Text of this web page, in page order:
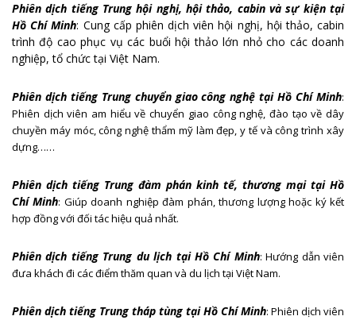
Phiên dịch tiếng Trung hội nghị, hội thảo, cabin và sự kiện tại
Hồ Chí Minh: Cung cấp phiên dịch viên hội nghị, hội thảo, cabin
trình độ cao phục vụ các buổi hội thảo lớn nhỏ cho các doanh
nghiệp, tổ chức tại Việt Nam.
Phiên dịch tiếng Trung chuyển giao công nghệ tại Hồ Chí Minh:
Phiên dịch viên am hiểu về chuyển giao công nghệ, đào tạo về dây
chuyền máy móc, công nghệ thẩm mỹ làm đẹp, y tế và công trình xây
dựng……
Phiên dịch tiếng Trung đàm phán kinh tế, thương mại tại Hồ
Chí Minh: Giúp doanh nghiệp đàm phán, thương lượng hoặc ký kết
hợp đồng với đối tác hiệu quả nhất.
Phiên dịch tiếng Trung du lịch tại Hồ Chí Minh: Hướng dẫn viên
đưa khách đi các điểm thăm quan và du lịch tại Việt Nam.
Phiên dịch tiếng Trung tháp tùng tại Hồ Chí Minh: Phiên dịch viên